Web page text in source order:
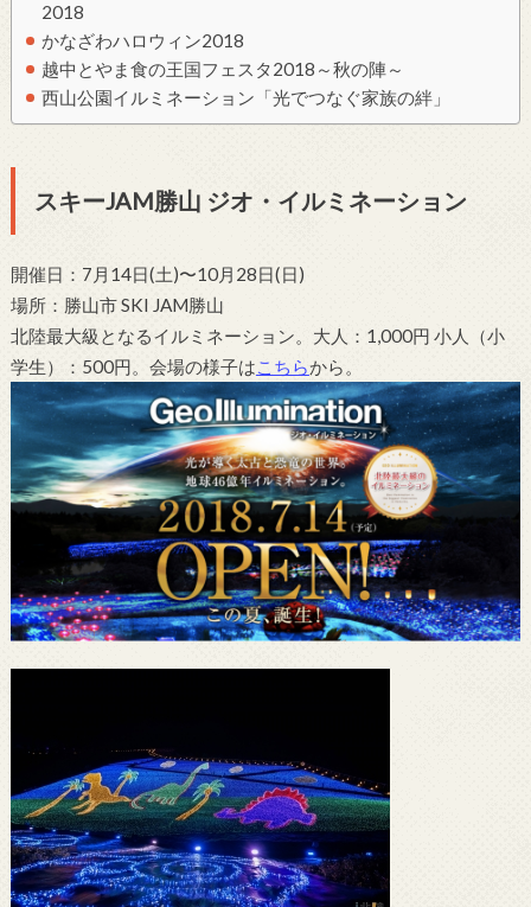
2018
かなざわハロウィン2018
越中とやま食の王国フェスタ2018～秋の陣～
西山公園イルミネーション「光でつなぐ家族の絆」
スキーJAM勝山 ジオ・イルミネーション
開催日：7月14日(土)〜10月28日(日)
場所：勝山市 SKI JAM勝山
北陸最大級となるイルミネーション。大人：1,000円 小人（小
学生）：500円。会場の様子はこちらから。